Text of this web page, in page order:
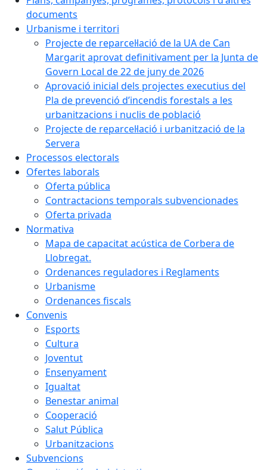
documents
Urbanisme i territori
Projecte de reparcel·lació de la UA de Can
Margarit aprovat definitivament per la Junta de
Govern Local de 22 de juny de 2026
Aprovació inicial dels projectes executius del
Pla de prevenció d’incendis forestals a les
urbanitzacions i nuclis de població
Projecte de reparcel·lació i urbanització de la
Servera
Processos electorals
Ofertes laborals
Oferta pública
Contractacions temporals subvencionades
Oferta privada
Normativa
Mapa de capacitat acústica de Corbera de
Llobregat.
Ordenances reguladores i Reglaments
Urbanisme
Ordenances fiscals
Convenis
Esports
Cultura
Joventut
Ensenyament
Igualtat
Benestar animal
Cooperació
Salut Pública
Urbanitzacions
Subvencions